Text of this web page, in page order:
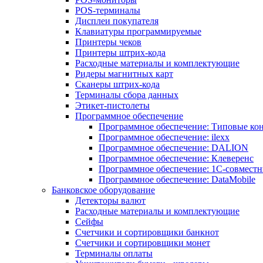
POS-терминалы
Дисплеи покупателя
Клавиатуры программируемые
Принтеры чеков
Принтеры штрих-кода
Расходные материалы и комплектующие
Ридеры магнитных карт
Сканеры штрих-кода
Терминалы сбора данных
Этикет-пистолеты
Программное обеспечение
Программное обеспечение: Типовые
Программное обеспечение: ilexx
Программное обеспечение: DALION
Программное обеспечение: Клеверенс
Программное обеспечение: 1С-
Программное обеспечение: DataMobile
Банковское оборудование
Детекторы валют
Расходные материалы и комплектующие
Сейфы
Счетчики и сортировщики банкнот
Счетчики и сортировщики монет
Терминалы оплаты